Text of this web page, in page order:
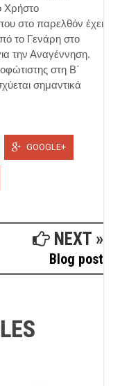
Χρήστο
στο παρελθόν έχει
το Γενάρη στο
την Αναγέννηση.
στη Β΄
σημαντικά
GOOGLE+
NEXT »
Blog post